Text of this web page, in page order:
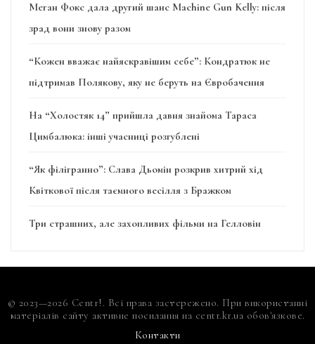
Меган Фокс дала другий шанс Machine Gun Kelly: після
зрад вони знову разом
“Кожен вважає найяскравішим себе”: Кондратюк не
підтримав Полякову, яку не беруть на Євробачення
На “Холостяк 14” прийшла давня знайома Тараса
Цимбалюка: інші учасниці розгублені
“Як філігранно”: Слава Дьомін розкрив хитрий хід
Квіткової після таємного весілля з Бражком
Три страшних, але захопливих фільми на Гелловін
© 2023—2026 Centr!. Всі права застережено. При використанні
матеріалів сайту активне посилання на centr.kr.ua обов'язкове.
Контакти